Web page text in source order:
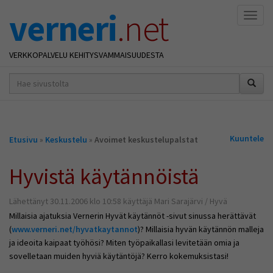
verneri.net
VERKKOPALVELU KEHITYSVAMMAISUUDESTA
hakusana(t)
Olet
Etusivu » Keskustelu » Avoimet keskustelupalstat Kuuntele
Hyvistä käytännöistä
Lähettänyt 30.11.2006 klo 10:58 käyttäjä Mari Sarajärvi / Hyvä
Millaisia ajatuksia Vernerin Hyvät käytännöt -sivut sinussa herättävät
(www.verneri.net/hyvatkaytannot)? Millaisia hyvän käytännön malleja
ja ideoita kaipaat työhösi? Miten työpaikallasi levitetään omia ja
sovelletaan muiden hyviä käytäntöjä? Kerro kokemuksistasi!